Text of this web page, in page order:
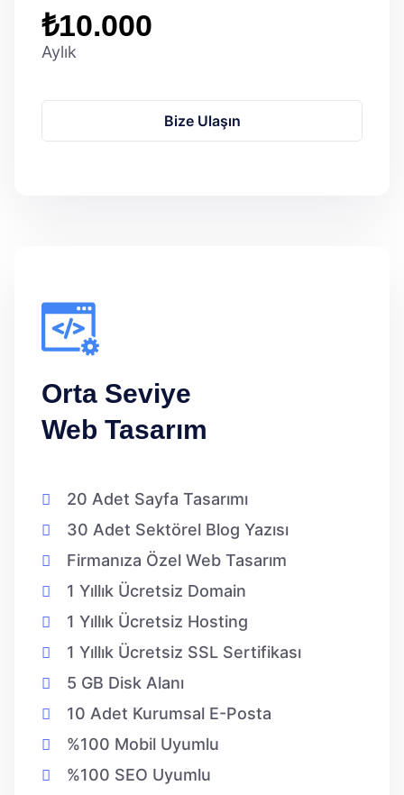
₺10.000
Aylık
Bize Ulaşın
Orta Seviye
Web Tasarım
20 Adet Sayfa Tasarımı
30 Adet Sektörel Blog Yazısı
Firmanıza Özel Web Tasarım
1 Yıllık Ücretsiz Domain
1 Yıllık Ücretsiz Hosting
1 Yıllık Ücretsiz SSL Sertifikası
5 GB Disk Alanı
10 Adet Kurumsal E-Posta
%100 Mobil Uyumlu
%100 SEO Uyumlu